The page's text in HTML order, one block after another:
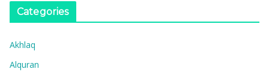
Categories
Akhlaq
Alquran